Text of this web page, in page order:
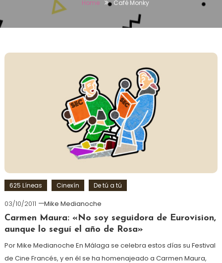
Home Café Monky
625 Líneas Cinexín De tú a tú
03/10/2011
Mike Medianoche
Carmen Maura: «No soy seguidora de Eurovision,
aunque lo seguí el año de Rosa»
Por Mike Medianoche En Málaga se celebra estos días su Festival
de Cine Francés, y en él se ha homenajeado a Carmen Maura,